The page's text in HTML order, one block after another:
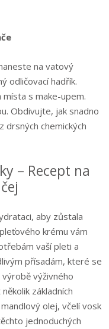
na vatový
odličovací hadřík.
s make-upem.
Obdivujte, jak snadno
chemických
– Recept na
aby zůstala
krému vám
vaší pleti a
přísadám, které se
výživného
základních
olej, včelí vosk
jednoduchých